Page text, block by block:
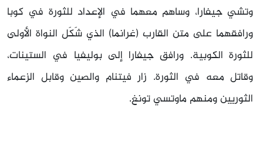
وتشي جيفارا، وساهم معهما في الإعداد للثورة في كوبا
ورافقهما على متن القارب (غرانما) الذي شَكَل النواة الأولى
للثورة الكوبية. ورافق جيفارا إلى بوليفيا في الستينات،
وقاتل معه في الثورة. زار فيتنام والصين وقابل الزعماء
الثوريين ومنهم ماوتسي تونغ.